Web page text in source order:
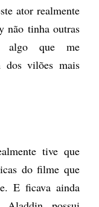
ator realmente
não tinha outras
algo que me
vilões mais
tive que
do filme que
E ficava ainda